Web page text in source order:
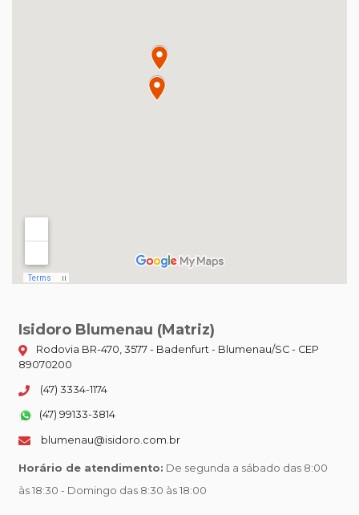
Isidoro Blumenau (Matriz)
Rodovia BR-470, 3577 - Badenfurt - Blumenau/SC - CEP
89070200
(47) 3334-1174
(47) 99133-3814
blumenau@isidoro.com.br
Horário de atendimento: De segunda a sábado das 8:00
às 18:30 - Domingo das 8:30 às 18:00